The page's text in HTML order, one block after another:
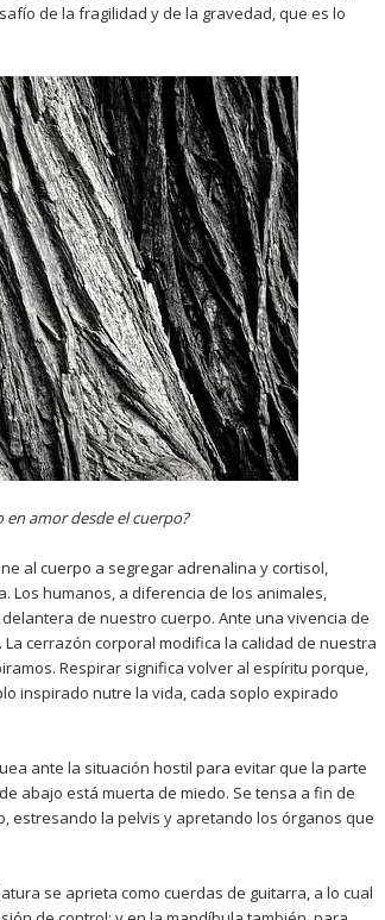
de la fragilidad y de la gravedad, que es lo
amor desde el cuerpo?
al cuerpo a segregar adrenalina y cortisol,
Los humanos, a diferencia de los animales,
de nuestro cuerpo. Ante una vivencia de
cerrazón corporal modifica la calidad de nuestra
Respirar significa volver al espíritu porque,
inspirado nutre la vida, cada soplo expirado
ante la situación hostil para evitar que la parte
abajo está muerta de miedo. Se tensa a fin de
estresando la pelvis y apretando los órganos que
se aprieta como cuerdas de guitarra, a lo cual